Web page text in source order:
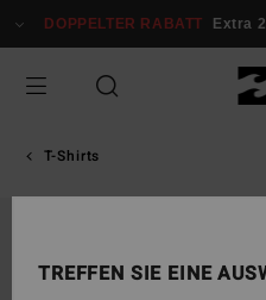
zur
springen
DOPPELTER RABATT Extra
T-Shirts
TREFFEN SIE EINE